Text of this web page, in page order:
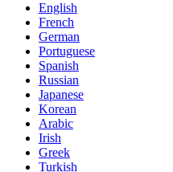
English
French
German
Portuguese
Spanish
Russian
Japanese
Korean
Arabic
Irish
Greek
Turkish